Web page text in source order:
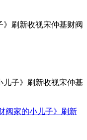
刷新收视宋仲基财阀
子》刷新收视宋仲基
阀家的小儿子》刷新